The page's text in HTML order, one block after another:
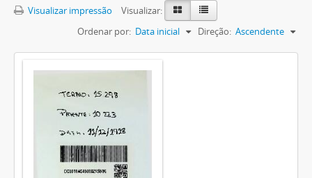
Visualizar impressão
Visualizar:
Ordenar por: Data inicial Direção: Ascendente